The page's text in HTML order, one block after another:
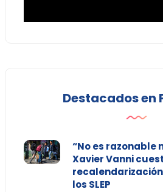
Destacados en
“No es razonable
Xavier Vanni
los SLEP